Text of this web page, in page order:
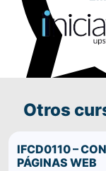
Otros
IFCD0110 –
PÁGINAS WEB